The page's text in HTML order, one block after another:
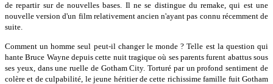
de repartir sur de nouvelles bases. Il ne se distingue du remake, qui est une
nouvelle version d'un film relativement ancien n'ayant pas connu récemment de
suite.
Comment un homme seul peut-il changer le monde ? Telle est la question qui
hante Bruce Wayne depuis cette nuit tragique où ses parents furent abattus sous
ses yeux, dans une ruelle de Gotham City. Torturé par un profond sentiment de
colère et de culpabilité, le jeune héritier de cette richissime famille fuit Gotham